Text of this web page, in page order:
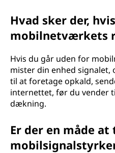
Hvad sker der,
mobilnetværkets
Hvis du går uden for
mister din enhed signalet,
til at foretage opkald,
internettet, før du vender
dækning.
Er der en måde